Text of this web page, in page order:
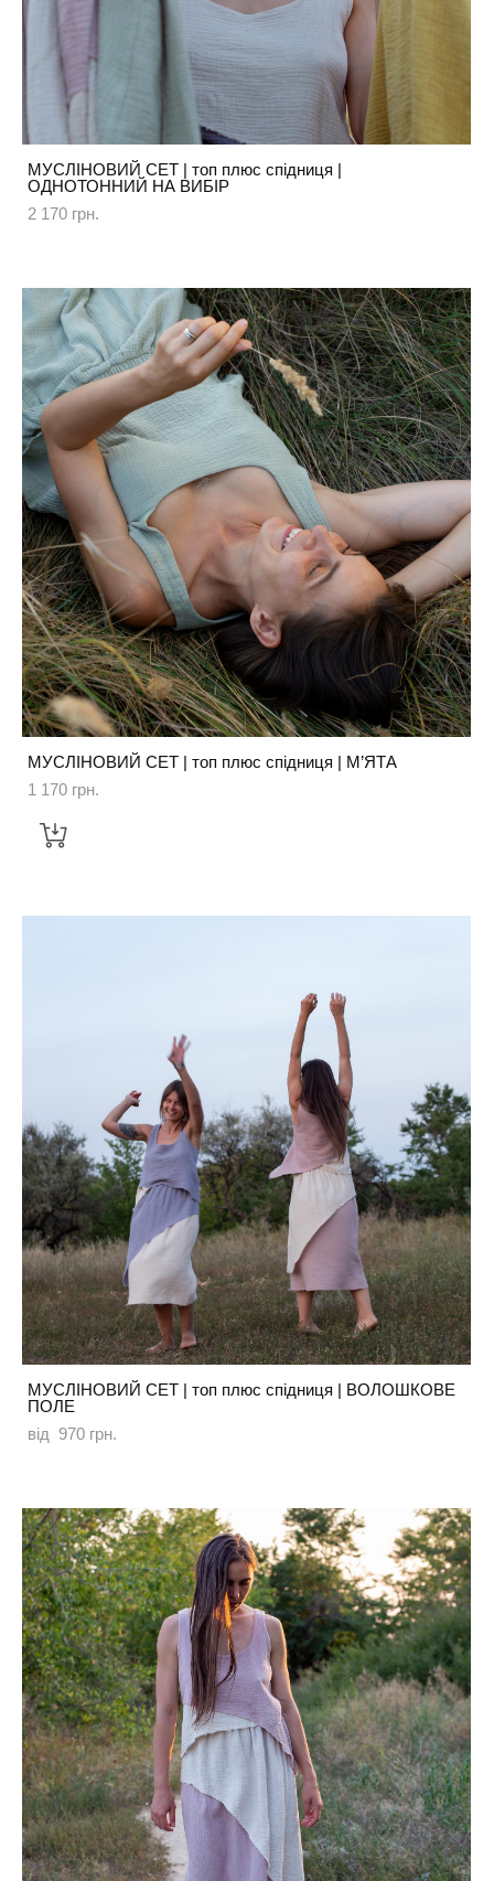
МУСЛІНОВИЙ СЕТ | топ плюс спідниця |
ОДНОТОННИЙ НА ВИБІР
2 170 грн.
МУСЛІНОВИЙ СЕТ | топ плюс спідниця | М’ЯТА
1 170 грн.
МУСЛІНОВИЙ СЕТ | топ плюс спідниця | ВОЛОШКОВЕ
ПОЛЕ
від 970 грн.